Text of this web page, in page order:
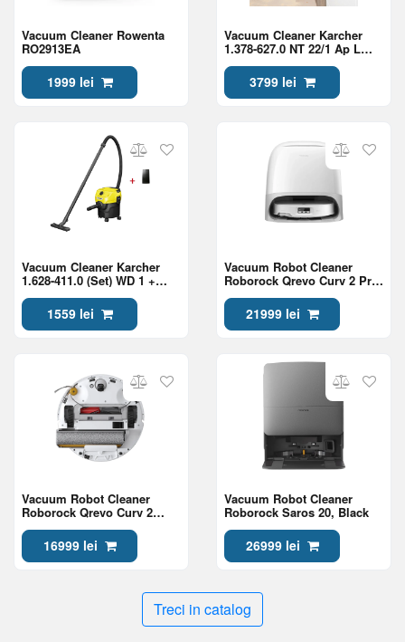
Vacuum Cleaner Rowenta
RO2913EA
1999 lei
Vacuum Cleaner Karcher
1.378-627.0 NT 22/1 Ap L
3799 lei
Vacuum Cleaner Karcher
1.628-411.0 (Set) WD 1 +
1559 lei
Vacuum Robot Cleaner
Roborock Qrevo Curv 2 Pro,
21999 lei
Vacuum Robot Cleaner
Roborock Qrevo Curv 2
16999 lei
Vacuum Robot Cleaner
Roborock Saros 20, Black
26999 lei
Treci in catalog